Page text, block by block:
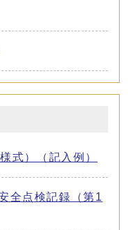
式）（記入例）
全点検記録（第1